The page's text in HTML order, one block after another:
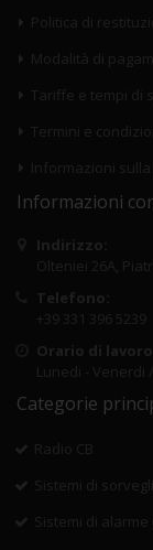
Politica di
Modalità di
Tariffe e tempi di
Termini e
Informazioni
Informazioni
Indirizzo:
Olteniei 26A,
Telefono:
+39 331 396 5239
Orario di lavoro:
Lunedi - Venerdi /
Categorie
Radio CB
Sistemi di
Sistemi di alarme